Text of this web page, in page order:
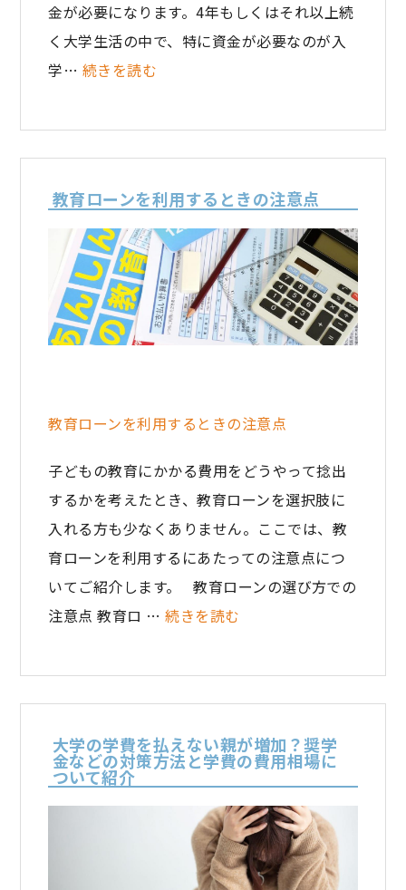
金が必要になります。4年もしくはそれ以上続
く大学生活の中で、特に資金が必要なのが入
学… 続きを読む
教育ローンを利用するときの注意点
教育ローンを利用するときの注意点
子どもの教育にかかる費用をどうやって捻出
するかを考えたとき、教育ローンを選択肢に
入れる方も少なくありません。ここでは、教
育ローンを利用するにあたっての注意点につ
いてご紹介します。 教育ローンの選び方での
注意点 教育ロ …続きを読む
大学の学費を払えない親が増加？奨学
金などの対策方法と学費の費用相場に
ついて紹介